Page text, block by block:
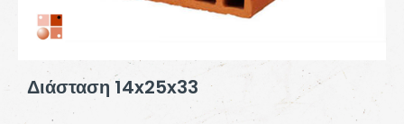
Διάσταση 14x25x33